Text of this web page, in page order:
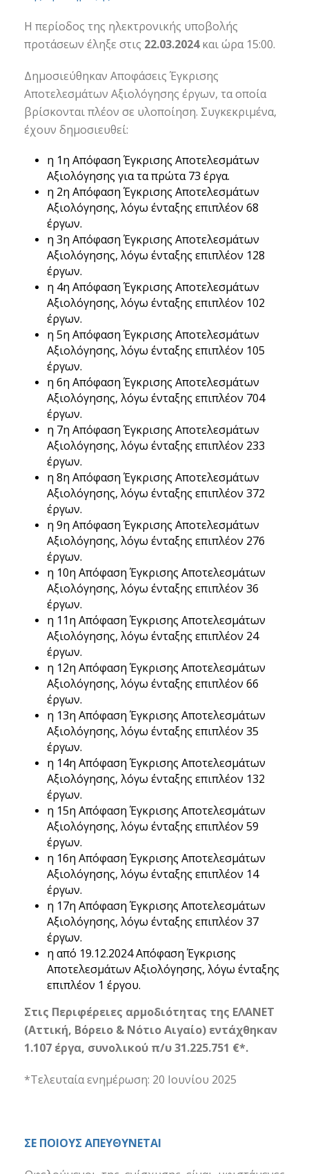
Η περίοδος της ηλεκτρονικής υποβολής
προτάσεων έληξε στις 22.03.2024και ώρα 15:00.
Δημοσιεύθηκαν Αποφάσεις Έγκρισης
Αποτελεσμάτων Αξιολόγησης έργων, τα οποία
βρίσκονται πλέον σε υλοποίηση. Συγκεκριμένα,
έχουν δημοσιευθεί:
η 1η Απόφαση Έγκρισης Αποτελεσμάτων
Αξιολόγησης για τα πρώτα 73 έργα.
η 2η Απόφαση Έγκρισης Αποτελεσμάτων
Αξιολόγησης, λόγω ένταξης επιπλέον 68
έργων.
η 3η Απόφαση Έγκρισης Αποτελεσμάτων
Αξιολόγησης, λόγω ένταξης επιπλέον 128
έργων.
η 4η Απόφαση Έγκρισης Αποτελεσμάτων
Αξιολόγησης, λόγω ένταξης επιπλέον 102
έργων.
η 5η Απόφαση Έγκρισης Αποτελεσμάτων
Αξιολόγησης, λόγω ένταξης επιπλέον 105
έργων.
η 6η Απόφαση Έγκρισης Αποτελεσμάτων
Αξιολόγησης, λόγω ένταξης επιπλέον 704
έργων.
η 7η Απόφαση Έγκρισης Αποτελεσμάτων
Αξιολόγησης, λόγω ένταξης επιπλέον 233
έργων.
η 8η Απόφαση Έγκρισης Αποτελεσμάτων
Αξιολόγησης, λόγω ένταξης επιπλέον 372
έργων.
η 9η Απόφαση Έγκρισης Αποτελεσμάτων
Αξιολόγησης, λόγω ένταξης επιπλέον 276
έργων.
η 10η Απόφαση Έγκρισης Αποτελεσμάτων
Αξιολόγησης, λόγω ένταξης επιπλέον 36
έργων.
η 11η Απόφαση Έγκρισης Αποτελεσμάτων
Αξιολόγησης, λόγω ένταξης επιπλέον 24
έργων.
η 12η Απόφαση Έγκρισης Αποτελεσμάτων
Αξιολόγησης, λόγω ένταξης επιπλέον 66
έργων.
η 13η Απόφαση Έγκρισης Αποτελεσμάτων
Αξιολόγησης, λόγω ένταξης επιπλέον 35
έργων.
η 14η Απόφαση Έγκρισης Αποτελεσμάτων
Αξιολόγησης, λόγω ένταξης επιπλέον 132
έργων.
η 15η Απόφαση Έγκρισης Αποτελεσμάτων
Αξιολόγησης, λόγω ένταξης επιπλέον 59
έργων.
η 16η Απόφαση Έγκρισης Αποτελεσμάτων
Αξιολόγησης, λόγω ένταξης επιπλέον 14
έργων.
η 17η Απόφαση Έγκρισης Αποτελεσμάτων
Αξιολόγησης, λόγω ένταξης επιπλέον 37
έργων.
η από 19.12.2024 Απόφαση Έγκρισης
Αποτελεσμάτων Αξιολόγησης, λόγω ένταξης
επιπλέον 1 έργου.
Στις Περιφέρειες αρμοδιότητας της ΕΛΑΝΕΤ
(Αττική, Βόρειο & Νότιο Αιγαίο) εντάχθηκαν
1.107 έργα, συνολικού π/υ 31.225.751 €*.
*Τελευταία ενημέρωση: 20 Ιουνίου 2025
ΣΕ ΠΟΙΟΥΣ ΑΠΕΥΘΥΝΕΤΑΙ